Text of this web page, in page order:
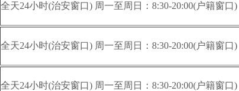
全天24小时(治安窗口) 周一至周日：8:30-20:00(户籍窗口)
全天24小时(治安窗口) 周一至周日：8:30-20:00(户籍窗口)
全天24小时(治安窗口) 周一至周日：8:30-20:00(户籍窗口)